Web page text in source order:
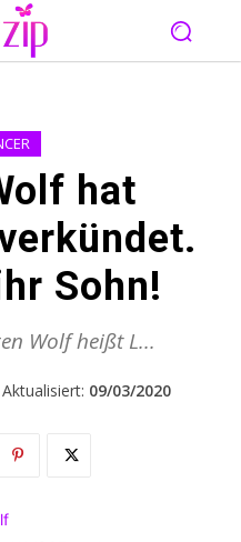
hat
Sohn!
Wolf heißt L...
Aktualisiert: 09/03/2020